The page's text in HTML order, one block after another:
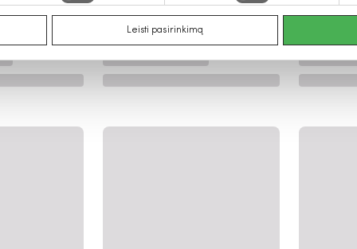
Leisti pasirinkimą